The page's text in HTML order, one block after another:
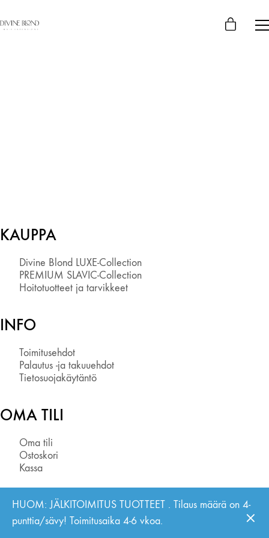
HUOM: JÄLKITOIMITUS TUOTTEET . Tilaus määrä on 4-
punttia/sävy! Toimitusaika 4-6 vkoa.
KAUPPA
Divine Blond LUXE-Collection
PREMIUM SLAVIC-Collection
Hoitotuotteet ja tarvikkeet
INFO
Toimitusehdot
Palautus -ja takuuehdot
Tietosuojakäytäntö
OMA TILI
Oma tili
Ostoskori
Kassa